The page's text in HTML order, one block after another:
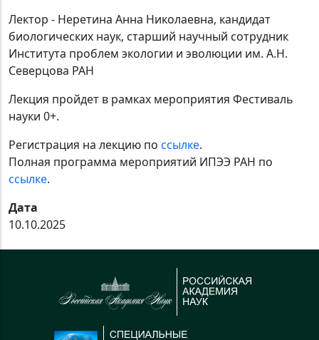
Лектор - Неретина Анна Николаевна, кандидат
биологических наук, старший научный сотрудник
Института проблем экологии и эволюции им. А.Н.
Северцова РАН
Лекция пройдет в рамках мероприятия Фестиваль
науки 0+.
Регистрация на лекцию по ссылке.
Полная программа мероприятий ИПЭЭ РАН по
ссылке.
Дата
10.10.2025